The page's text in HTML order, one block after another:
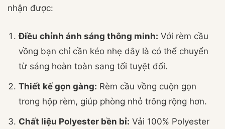
nhận được:
Điều chỉnh ánh sáng thông minh: Với rèm cầu
vồng bạn chỉ cần kéo nhẹ dây là có thể chuyển
từ sáng hoàn toàn sang tối tuyệt đối.
Thiết kế gọn gàng: Rèm cầu vồng cuộn gọn
trong hộp rèm, giúp phòng nhỏ trông rộng hơn.
Chất liệu Polyester bền bỉ: Vải 100% Polyester